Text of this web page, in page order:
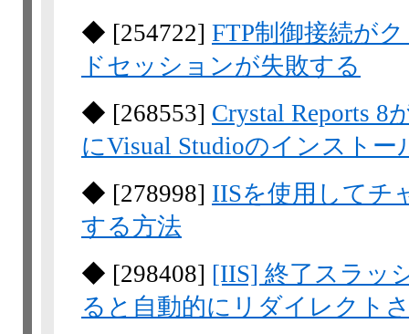
◆ [254722] FTP制御接続が
ドセッションが失敗する
◆ [268553] Crystal Reports
にVisual Studioのインスト
◆ [278998] IISを使用してチ
する方法
◆ [298408] [IIS] 終了スラッ
ると自動的にリダイレクト